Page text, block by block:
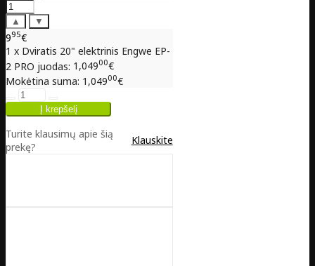
▲ ▼
995€
1 x Dviratis 20" elektrinis Engwe EP-
2 PRO juodas: 1,04900€
Mokėtina suma: 1,04900€
Turite klausimų apie šią
prekę?
Klauskite